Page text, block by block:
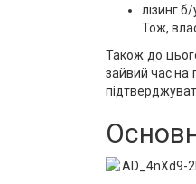
лізинг
Тож,
Також до
зайвий час на